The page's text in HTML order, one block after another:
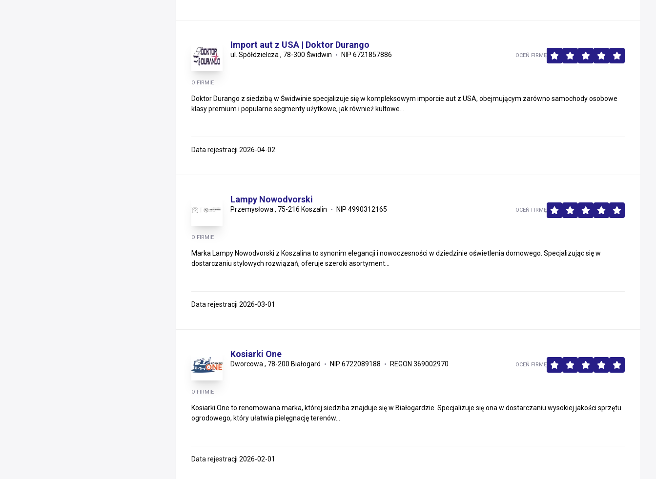
Import aut z USA | Doktor Durango
ul. Spółdzielcza , 78-300 Świdwin NIP 6721857886
O FIRMIE
Doktor Durango z siedzibą w Świdwinie specjalizuje się w kompleksowym imporcie aut z USA, obejmującym zarówno samochody osobowe
klasy premium i popularne segmenty użytkowe, jak również kultowe...
OCEŃ FIRMĘ
Data rejestracji 2026-04-02
Lampy Nowodvorski
Przemysłowa , 75-216 Koszalin NIP 4990312165
O FIRMIE
Marka Lampy Nowodvorski z Koszalina to synonim elegancji i nowoczesności w dziedzinie oświetlenia domowego. Specjalizując się w
dostarczaniu stylowych rozwiązań, oferuje szeroki asortyment...
OCEŃ FIRMĘ
Data rejestracji 2026-03-01
Kosiarki One
Dworcowa , 78-200 Białogard NIP 6722089188 REGON 369002970
O FIRMIE
Kosiarki One to renomowana marka, której siedziba znajduje się w Białogardzie. Specjalizuje się ona w dostarczaniu wysokiej jakości sprzętu
ogrodowego, który ułatwia pielęgnację terenów...
OCEŃ FIRMĘ
Data rejestracji 2026-02-01